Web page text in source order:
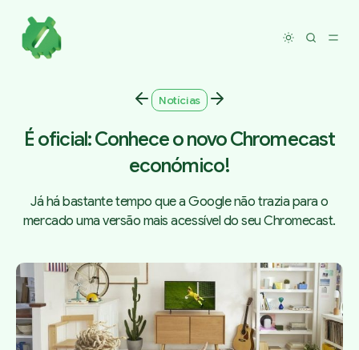
Toggle
Notícias
É oficial: Conhece o novo Chromecast
económico!
Já há bastante tempo que a Google não trazia para o
mercado uma versão mais acessível do seu Chromecast.